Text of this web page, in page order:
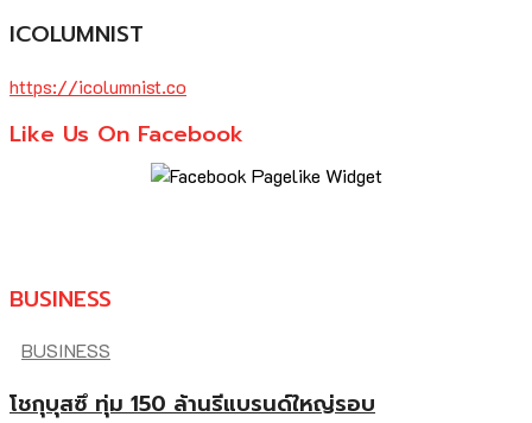
ICOLUMNIST
https://icolumnist.co
Like Us On Facebook
BUSINESS
BUSINESS
โชกุบุสซึ ทุ่ม 150 ล้านรีแบรนด์ใหญ่รอบ